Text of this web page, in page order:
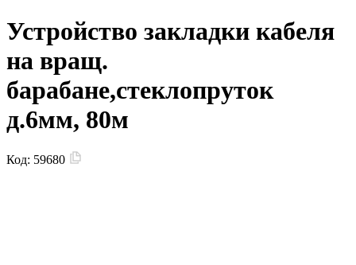
Устройство закладки кабеля
на вращ.
барабане,стеклопруток
д.6мм, 80м
Код: 59680